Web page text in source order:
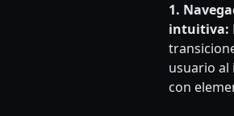
1.
intuitiva:
usuario
con